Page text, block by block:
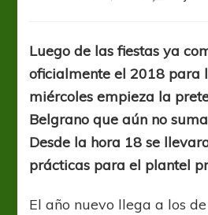
Luego de las fiestas ya
oficialmente el 2018 para
miércoles empieza la
Belgrano que aún no
Desde la hora 18 se
prácticas para el plantel
El año nuevo llega a los